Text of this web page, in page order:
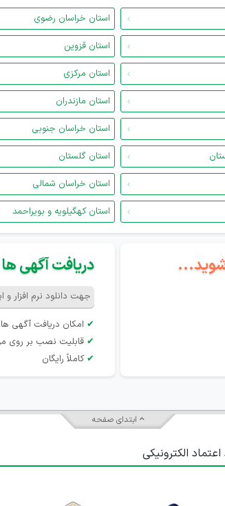
استان خراسان رضوی
استان قزوین
استان مرکزی
استان مازندران
استان خراسان جنوبی
استان گلستان
استان خراسان شمالی
استان کهگیلویه و بویراحمد
شوید... دریافت آگهی ها
جهت دانلود نرم افزار و
✔ امکان دریافت آگهی
✔ قابلیت نصب بر روی
✔ کاملاً رایگان
ابتدای صفحه
اعتماد الکترونیکی